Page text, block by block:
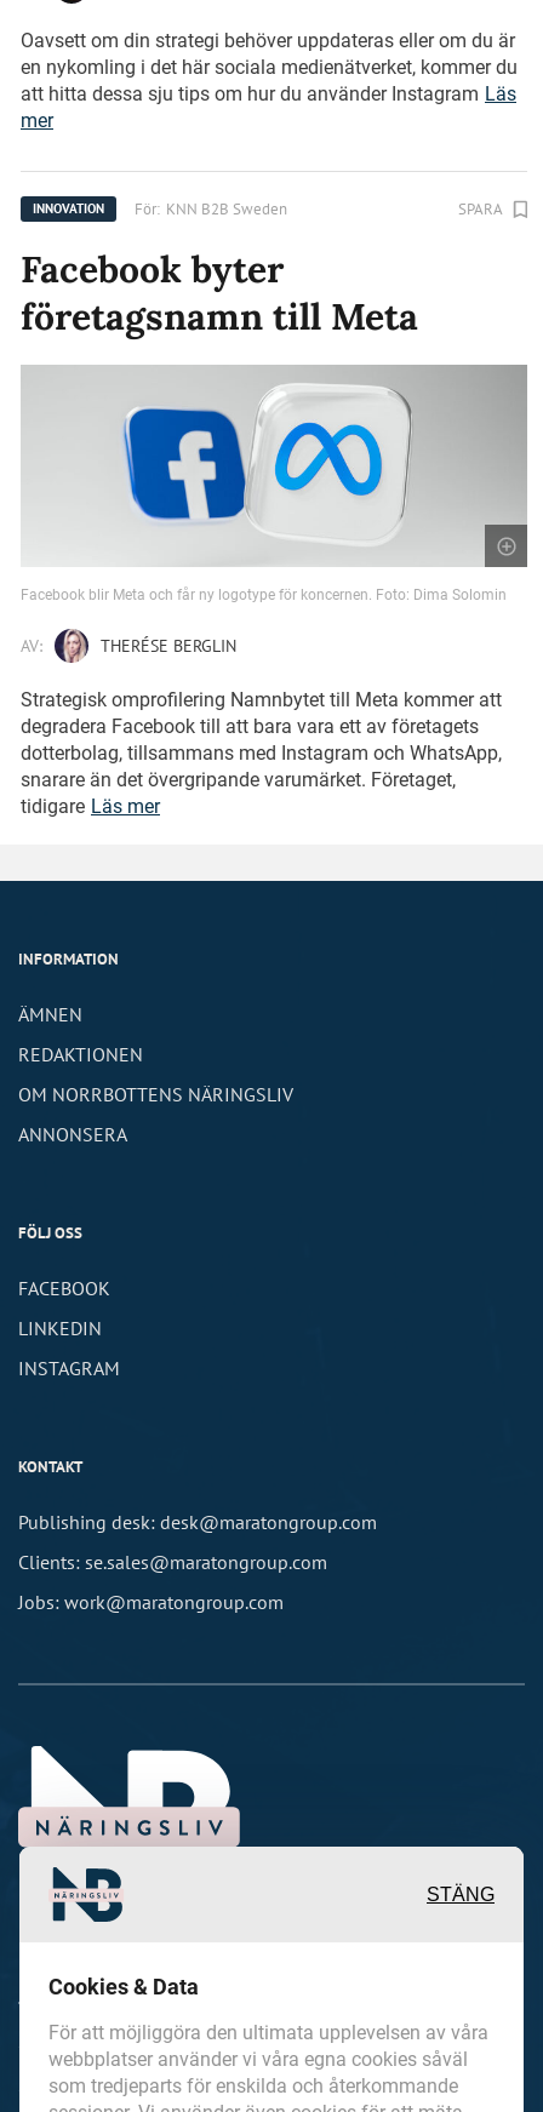
Oavsett om din strategi behöver uppdateras eller om du är
en nykomling i det här sociala medienätverket, kommer du
att hitta dessa sju tips om hur du använder Instagram Läs
mer
INNOVATION För: KNN B2B Sweden SPARA
Facebook byter
företagsnamn till Meta
Facebook blir Meta och får ny logotype för koncernen. Foto: Dima Solomin
AV: THERÉSE BERGLIN
Strategisk omprofilering Namnbytet till Meta kommer att
degradera Facebook till att bara vara ett av företagets
dotterbolag, tillsammans med Instagram och WhatsApp,
snarare än det övergripande varumärket. Företaget,
tidigare Läs mer
INFORMATION
ÄMNEN
REDAKTIONEN
OM NORRBOTTENS NÄRINGSLIV
ANNONSERA
FÖLJ OSS
FACEBOOK
LINKEDIN
INSTAGRAM
KONTAKT
Publishing desk: desk@maratongroup.com
Clients: se.sales@maratongroup.com
Jobs: work@maratongroup.com
värdefulla berättelser och
reportage från och om det lokala
näringslivet och dess aktörer samt
STÄNG
Cookies & Data
För att möjliggöra den ultimata upplevelsen av våra
webbplatser använder vi våra egna cookies såväl
som tredjeparts för enskilda och återkommande